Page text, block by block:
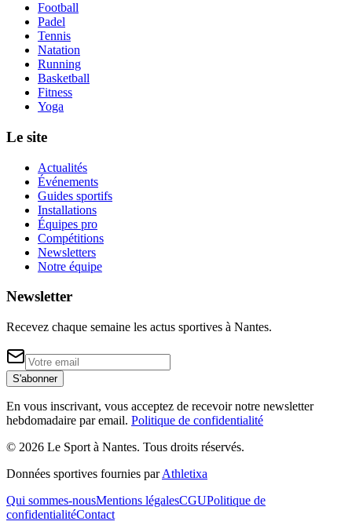
Football
Padel
Tennis
Natation
Running
Basketball
Fitness
Yoga
Le site
Actualités
Événements
Guides sportifs
Installations
Équipes pro
Compétitions
Newsletters
Notre équipe
Newsletter
Recevez chaque semaine les actus sportives à Nantes.
S'abonner
En vous inscrivant, vous acceptez de recevoir notre newsletter
hebdomadaire par email. Politique de confidentialité
© 2026 Le Sport à Nantes. Tous droits réservés.
Données sportives fournies par Athletixa
Qui sommes-nousMentions légalesCGUPolitique de
confidentialitéContact